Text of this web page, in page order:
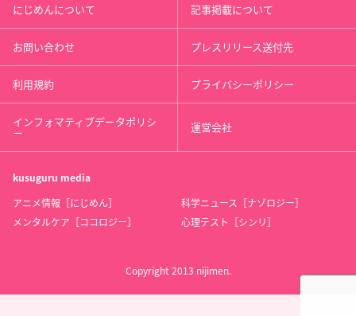
にじめんについて 記事掲載について
お問い合わせ プレスリリース送付先
利用規約 プライバシーポリシー
インフォマティブデータポリシ
ー 運営会社
kusuguru media
アニメ情報［にじめん］
科学ニュース［ナゾロジー］
メンタルケア［ココロジー］
心理テスト［シンリ］
Copyright 2013 nijimen.